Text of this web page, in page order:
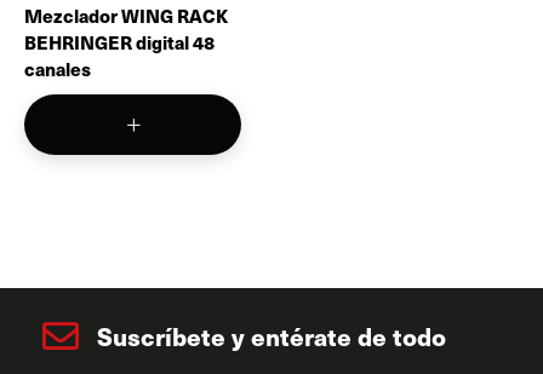
Mezclador WING RACK
BEHRINGER digital 48
canales
Suscríbete y entérate de todo